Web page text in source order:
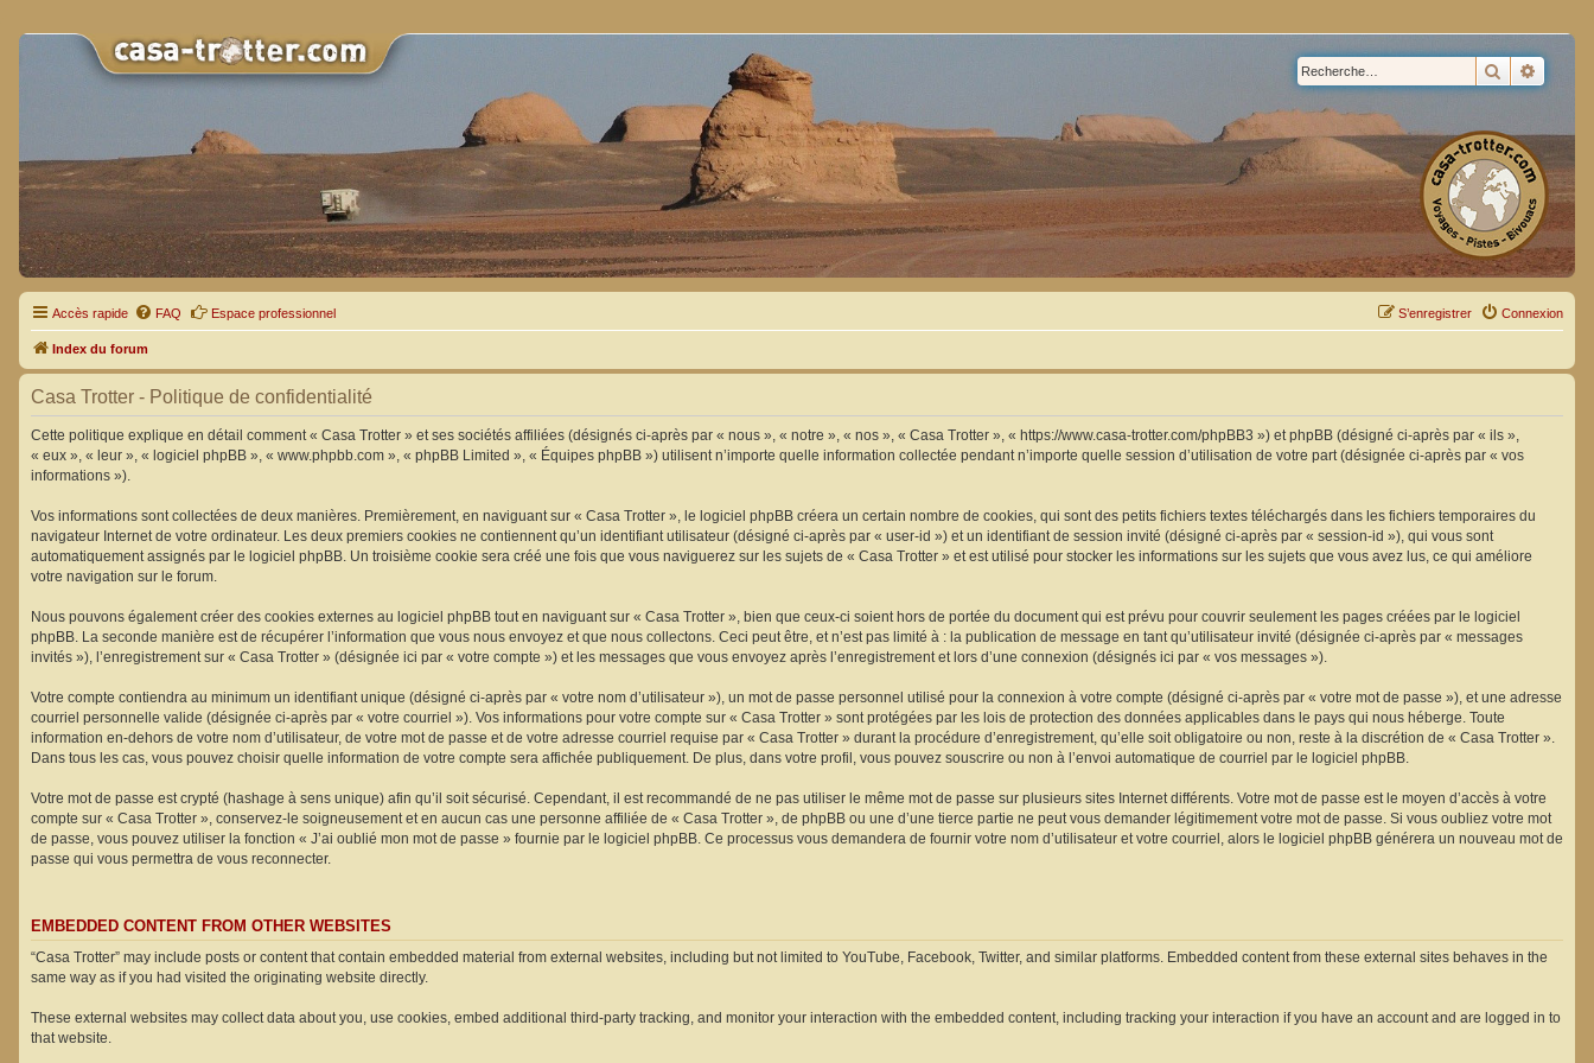
Rechercher
Accès rapide FAQ Espace professionnel Connexion
S’enregistrer
Index du forum
Casa Trotter - Politique de confidentialité
Cette politique explique en détail comment « Casa Trotter » et ses sociétés affiliées (désignés ci-après par « nous », « notre », « nos », « Casa Trotter », « https://www.casa-trotter.com/phpBB3 ») et phpBB (désigné ci-après par « ils »,
« eux », « leur », « logiciel phpBB », « www.phpbb.com », « phpBB Limited », « Équipes phpBB ») utilisent n’importe quelle information collectée pendant n’importe quelle session d’utilisation de votre part (désignée ci-après par « vos
informations »).
Vos informations sont collectées de deux manières. Premièrement, en naviguant sur « Casa Trotter », le logiciel phpBB créera un certain nombre de cookies, qui sont des petits fichiers textes téléchargés dans les fichiers temporaires du
navigateur Internet de votre ordinateur. Les deux premiers cookies ne contiennent qu’un identifiant utilisateur (désigné ci-après par « user-id ») et un identifiant de session invité (désigné ci-après par « session-id »), qui vous sont
automatiquement assignés par le logiciel phpBB. Un troisième cookie sera créé une fois que vous naviguerez sur les sujets de « Casa Trotter » et est utilisé pour stocker les informations sur les sujets que vous avez lus, ce qui améliore
votre navigation sur le forum.
Nous pouvons également créer des cookies externes au logiciel phpBB tout en naviguant sur « Casa Trotter », bien que ceux-ci soient hors de portée du document qui est prévu pour couvrir seulement les pages créées par le logiciel
phpBB. La seconde manière est de récupérer l’information que vous nous envoyez et que nous collectons. Ceci peut être, et n’est pas limité à : la publication de message en tant qu’utilisateur invité (désignée ci-après par « messages
invités »), l’enregistrement sur « Casa Trotter » (désignée ici par « votre compte ») et les messages que vous envoyez après l’enregistrement et lors d’une connexion (désignés ici par « vos messages »).
Votre compte contiendra au minimum un identifiant unique (désigné ci-après par « votre nom d’utilisateur »), un mot de passe personnel utilisé pour la connexion à votre compte (désigné ci-après par « votre mot de passe »), et une adresse
courriel personnelle valide (désignée ci-après par « votre courriel »). Vos informations pour votre compte sur « Casa Trotter » sont protégées par les lois de protection des données applicables dans le pays qui nous héberge. Toute
information en-dehors de votre nom d’utilisateur, de votre mot de passe et de votre adresse courriel requise par « Casa Trotter » durant la procédure d’enregistrement, qu’elle soit obligatoire ou non, reste à la discrétion de « Casa Trotter ».
Dans tous les cas, vous pouvez choisir quelle information de votre compte sera affichée publiquement. De plus, dans votre profil, vous pouvez souscrire ou non à l’envoi automatique de courriel par le logiciel phpBB.
Votre mot de passe est crypté (hashage à sens unique) afin qu’il soit sécurisé. Cependant, il est recommandé de ne pas utiliser le même mot de passe sur plusieurs sites Internet différents. Votre mot de passe est le moyen d’accès à votre
compte sur « Casa Trotter », conservez-le soigneusement et en aucun cas une personne affiliée de « Casa Trotter », de phpBB ou une d’une tierce partie ne peut vous demander légitimement votre mot de passe. Si vous oubliez votre mot
de passe, vous pouvez utiliser la fonction « J’ai oublié mon mot de passe » fournie par le logiciel phpBB. Ce processus vous demandera de fournir votre nom d’utilisateur et votre courriel, alors le logiciel phpBB générera un nouveau mot de
passe qui vous permettra de vous reconnecter.
EMBEDDED CONTENT FROM OTHER WEBSITES
“Casa Trotter” may include posts or content that contain embedded material from external websites, including but not limited to YouTube, Facebook, Twitter, and similar platforms. Embedded content from these external sites behaves in the
same way as if you had visited the originating website directly.
These external websites may collect data about you, use cookies, embed additional third-party tracking, and monitor your interaction with the embedded content, including tracking your interaction if you have an account and are logged in to
that website.